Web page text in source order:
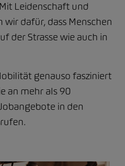
Leidenschaft und
wir dafür, dass Menschen
der Strasse wie auch in
genauso fasziniert
an mehr als 90
in den